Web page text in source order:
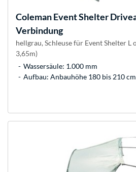
ColemanEvent Shelter
Verbindung
hellgrau, Schleuse für Event Shelter L
3,65m)
Wassersäule: 1.000 mm
Aufbau: Anbauhöhe 180 bis 210 cm